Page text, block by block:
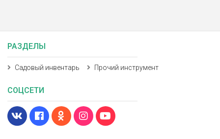
РАЗДЕЛЫ
Садовый инвентарь Прочий инструмент
СОЦСЕТИ